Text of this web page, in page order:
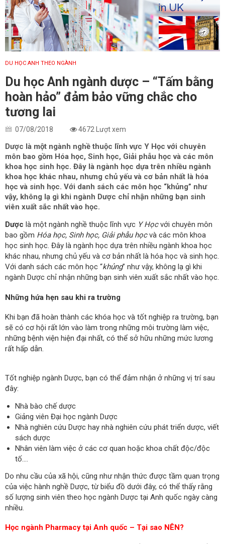
DU HỌC ANH THEO NGÀNH
Du học Anh ngành dược – “Tấm bằng
hoàn hảo” đảm bảo vững chắc cho
tương lai
07/08/2018 4672 Lượt xem
Dược là một ngành nghề thuộc lĩnh vực Y Học với chuyên
môn bao gồm Hóa học, Sinh học, Giải phẫu học và các môn
khoa học sinh học. Đây là ngành học dựa trên nhiều ngành
khoa học khác nhau, nhưng chủ yếu và cơ bản nhất là hóa
học và sinh học. Với danh sách các môn học “khủng” như
vậy, không lạ gì khi ngành Dược chỉ nhận những bạn sinh
viên xuất sắc nhất vào học.
Dược là một ngành nghề thuộc lĩnh vực Y Họcvới chuyên môn
bao gồm Hóa học, Sinh học, Giải phẫu họcvà các môn khoa
học sinh học. Đây là ngành học dựa trên nhiều ngành khoa học
khác nhau, nhưng chủ yếu và cơ bản nhất là hóa học và sinh học.
Với danh sách các môn học “khủng” như vậy, không lạ gì khi
ngành Dược chỉ nhận những bạn sinh viên xuất sắc nhất vào học.
Những hứa hẹn sau khi ra trường
Khi bạn đã hoàn thành các khóa học và tốt nghiệp ra trường, bạn
sẽ có cơ hội rất lớn vào làm trong những môi trường làm việc,
những bệnh viện hiện đại nhất, có thể sở hữu những mức lương
rất hấp dẫn.
Tốt nghiệp ngành Dược, bạn có thể đảm nhận ở những vị trí sau
đây:
Nhà bào chế dược
Giảng viên Đại học ngành Dược
Nhà nghiên cứu Dược hay nhà nghiên cứu phát triển dược, viết
sách dược
Nhân viên làm việc ở các cơ quan hoặc khoa chất độc/độc
tố….
Do nhu cầu của xã hội, cũng như nhận thức được tầm quan trọng
của việc hành nghề Dược, từ biểu đồ dưới đây, có thể thấy rằng
số lượng sinh viên theo học ngành Dược tại Anh quốc ngày càng
nhiều.
Học ngành Pharmacy tại Anh quốc – Tại sao NÊN?